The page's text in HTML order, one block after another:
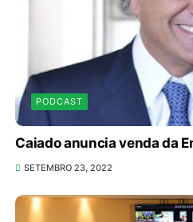
PODCAST
Caiado anuncia venda da
SETEMBRO 23, 2022